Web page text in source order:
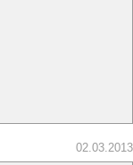
02.03.2013